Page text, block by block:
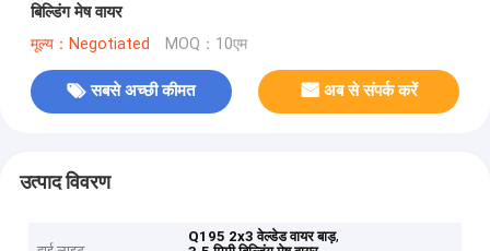
बिल्डिंग मेष वायर
मूल्य：Negotiated MOQ：10एम
सबसे अच्छी कीमत अब से संपर्क करें
उत्पाद विवरण
Q195 2x3 वेल्डेड वायर बाड़,